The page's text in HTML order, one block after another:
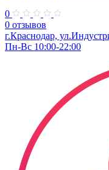
0
0 отзывов
г.Краснодар,
Пн-Вс 10:00-22:00